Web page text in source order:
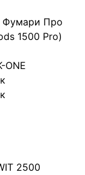
Фумари Про
1500 Pro)
ONE
2500